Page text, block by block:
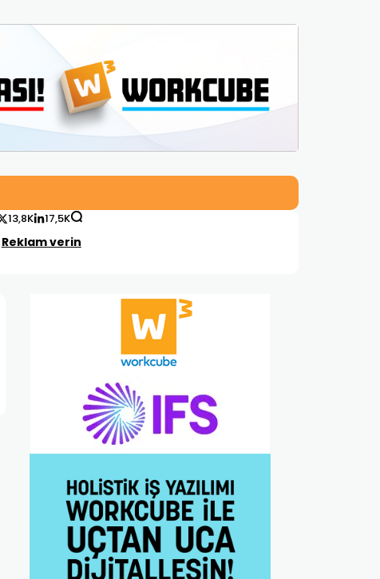
Reklam verin
13,8K 17,5K